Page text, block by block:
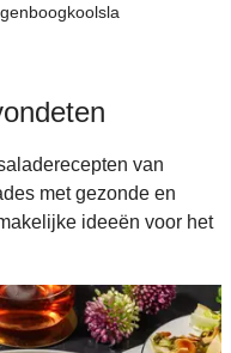
van
met gezonde en
ideeën voor het